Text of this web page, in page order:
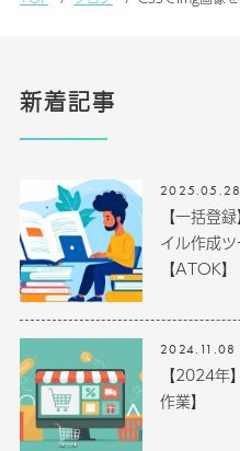
新着記事
2025.05.28
【一括登
イル作成
【ATOK
2024.11.08
【2024年
作業】